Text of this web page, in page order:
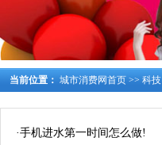
当前位置： 城市消费网首页 >> 科技
·手机进水第一时间怎么做!